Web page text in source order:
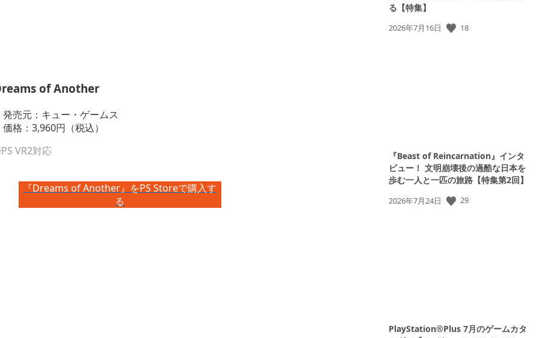
of Another
発売元：キュー・ゲームス
格：3,960円（税込）
VR2対応
『Dreams of Another』をPS Storeで購入す
る
る【特集】
公
2026年7月16日 18
『Beast of Reincarnation』インタ
ビュー！ 文明崩壊後の過酷な日本を
歩む一人と一匹の旅路【特集第2回】
公
2026年7月24日 29
PlayStation®Plus 7月のゲームカタ